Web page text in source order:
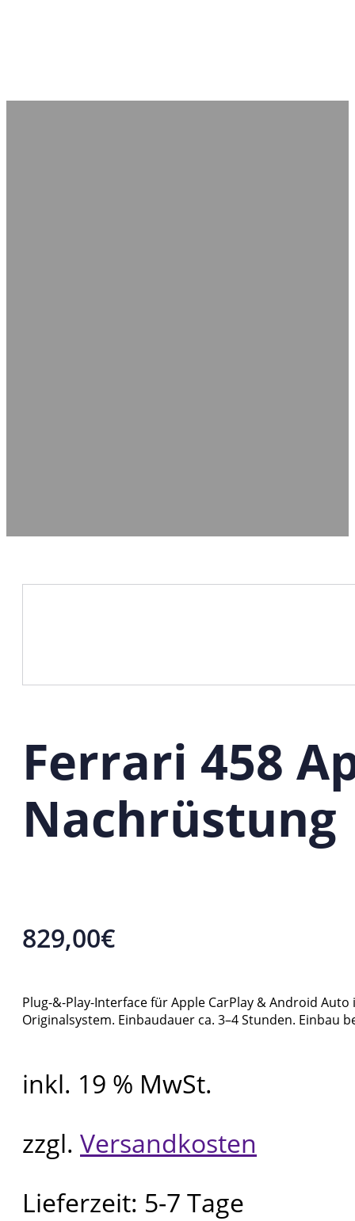
Ferrari 458
Nachrüstung
829,00€
Plug-&-Play-Interface für Apple CarPlay & Android
Originalsystem. Einbaudauer ca. 3–4 Stunden. Einbau
inkl. 19 % MwSt.
zzgl. Versandkosten
Lieferzeit: 5-7 Tage